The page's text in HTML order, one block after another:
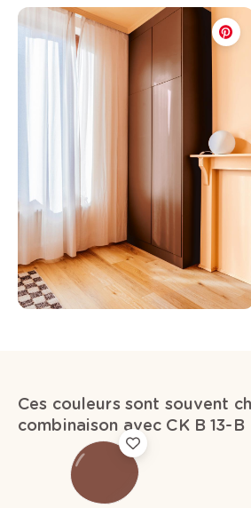
Ces couleurs sont souvent
combinaison avec CK B 13-B